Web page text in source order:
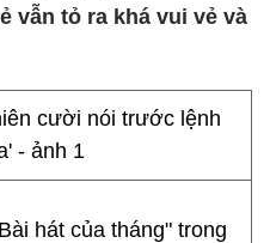
vẫn tỏ ra khá vui vẻ và
hát của tháng" trong